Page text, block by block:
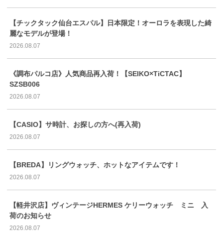
【チックタック仙台エスパル】日本限定！オーロラを表現した綺
麗なモデルが登場！
2026.08.07
《調布パルコ店》人気商品再入荷！【SEIKO×TiCTAC】
SZSB006
2026.08.07
【CASIO】サ時計、お探しの方へ(再入荷)
2026.08.07
【BREDA】リングウォッチ、ホットなアイテムです！
2026.08.07
【軽井沢店】ヴィンテージHERMES ケリーウォッチ ミニ 入
荷のお知らせ
2026.08.07